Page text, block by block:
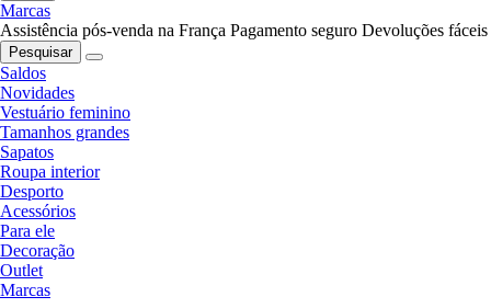
Marcas
Assistência pós-venda na França Pagamento seguro Devoluções fáceis
Pesquisar
Saldos
Novidades
Vestuário feminino
Tamanhos grandes
Sapatos
Roupa interior
Desporto
Acessórios
Para ele
Decoração
Outlet
Marcas